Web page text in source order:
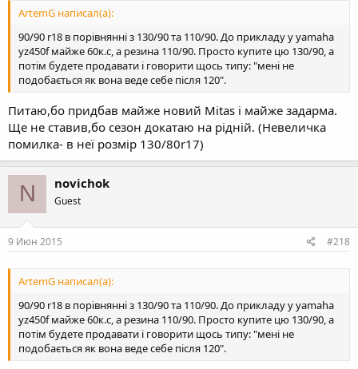
ArtemG написал(а):
90/90 r18 в порівнянні з 130/90 та 110/90. До прикладу у yamaha
yz450f майже 60к.с, а резина 110/90. Просто купите цю 130/90, а
потім будете продавати і говорити щось типу: "мені не
подобається як вона веде себе після 120".
Питаю,бо придбав майже новий Mitas і майже задарма.
Ще не ставив,бо сезон докатаю на рідній. (Невеличка
помилка- в неї розмір 130/80r17)
N novichok
Guest
9 Июн 2015 #218
ArtemG написал(а):
90/90 r18 в порівнянні з 130/90 та 110/90. До прикладу у yamaha
yz450f майже 60к.с, а резина 110/90. Просто купите цю 130/90, а
потім будете продавати і говорити щось типу: "мені не
подобається як вона веде себе після 120".